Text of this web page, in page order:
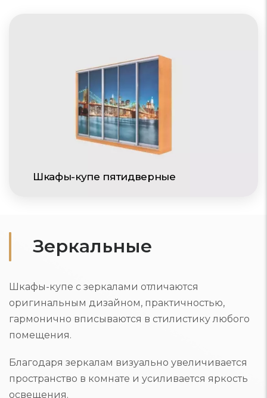
Шкафы-купе пятидверные
Зеркальные
Шкафы-купе с зеркалами отличаются
оригинальным дизайном, практичностью,
гармонично вписываются в стилистику любого
помещения.
Благодаря зеркалам визуально увеличивается
пространство в комнате и усиливается яркость
освещения.